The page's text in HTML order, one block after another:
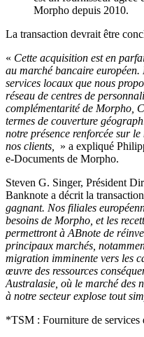
Morpho depuis 2010.
La transaction devrait être
« Cette acquisition est en
au marché bancaire
services locaux que nous
réseau de centres de
complémentarité de Morpho,
termes de couverture
notre présence renforcée sur
nos clients,
» a expliqué
e-Documents de Morpho.
Steven G. Singer, Président
Banknote a décrit la
gagnant. Nos filiales
besoins de Morpho, et les
permettront à ABnote de
principaux marchés,
migration imminente vers les
œuvre des ressources
Australasie, où le marché des
à notre secteur explose tout
*TSM : Fourniture de services